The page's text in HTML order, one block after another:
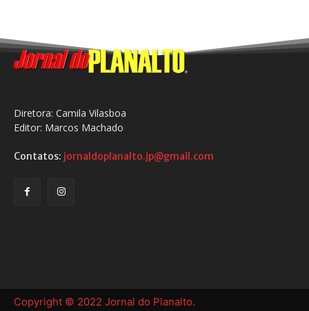
Diretora: Camila Vilasboa
Editor: Marcos Machado
Contatos: jornaldoplanalto.jp@gmail.com
Copyright © 2022 Jornal do Planalto.